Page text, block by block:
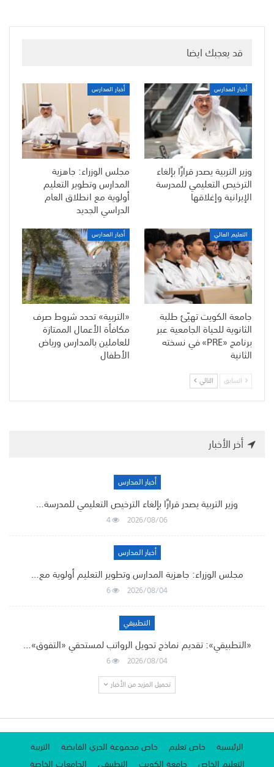
قد يعجبك ايضا
أخبار المدارس
وزير التربية يصدر قرارًا بإلغاء
الترخيص التعليمي للمدرسة
الإيرانية وإغلاقها
أخبار المدارس
مجلس الوزراء: جاهزية
المدارس وتطوير التعليم
أولوية مع انطلاق العام
الدراسي الجديد
التعليم العالي
جامعة الكويت تهيّئ طلبة
الثانوية للحياة الجامعية عبر
برنامج «PRE» في نسخته
الثانية
أخبار المدارس
«التربية» تحدد شروط صرف
مكافأة الأعمال الممتازة
للعاملين بالمدارس ورياض
الأطفال
السابق التالي
أخر الأخبار
أخبار المدارس
وزير التربية يصدر قرارًا بإلغاء الترخيص التعليمي للمدرسة…
2026/08/06
4
أخبار المدارس
مجلس الوزراء: جاهزية المدارس وتطوير التعليم أولوية مع…
2026/08/04
6
التطبيقي
«التطبيقي»: تقديم نماذج تحويل الرواتب لمستحقي «التفوق»…
2026/08/04
6
تحميل المزيد من الأخبار
الرئيسية خاص تعليم خاص مجموعة الجري القابضة
التربية